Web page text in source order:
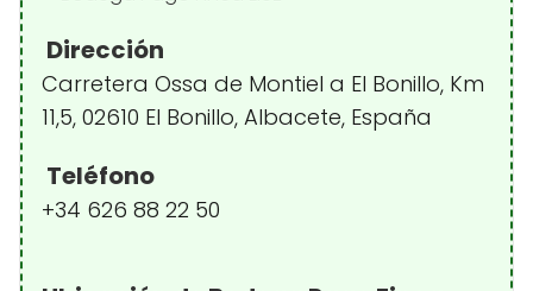
Dirección
Carretera Ossa de Montiel a El Bonillo, Km
11,5, 02610 El Bonillo, Albacete, España
Teléfono
+34 626 88 22 50